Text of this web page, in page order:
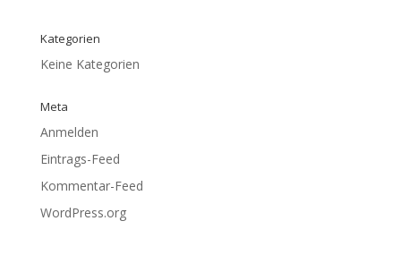
Kategorien
Keine Kategorien
Meta
Anmelden
Eintrags-Feed
Kommentar-Feed
WordPress.org